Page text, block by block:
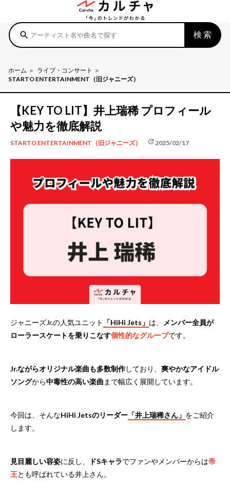
search 検索
ホーム
ライブ・コンサート
STARTO ENTERTAINMENT（旧ジャニーズ）
【KEY TO LIT】井上瑞稀 プロフィール
や魅力を徹底解説
STARTO ENTERTAINMENT（旧ジャニーズ） update 2025/02/17
ジャニーズJr.の人気ユニット 「HiHi Jets」 は、
メンバー全員が
ローラースケートを乗りこなす個性的なグループです。
Jr.ながらオリジナル楽曲も多数制作しており、 爽やかなアイドル
ソングから中毒性の高い楽曲 まで幅広く展開しています。
今回は、そんなHiHi Jetsのリーダー 「井上瑞稀さん」 をご紹介
します。
見目麗しい容姿に反し、 ドSキャラでファンやメンバーからは帝
王とも呼ばれている井上さん。